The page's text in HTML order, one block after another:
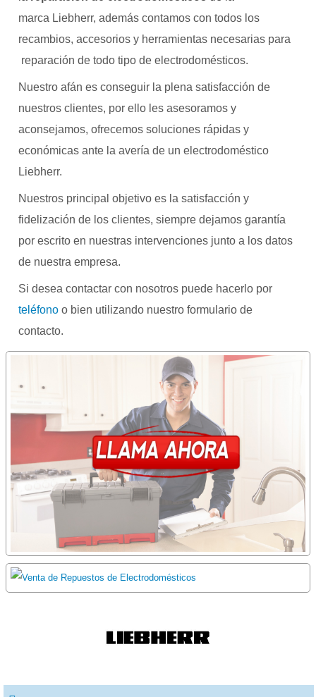
marca Liebherr, además contamos con todos los
recambios, accesorios y herramientas necesarias para
reparación de todo tipo de electrodomésticos.
Nuestro afán es conseguir la plena satisfacción de
nuestros clientes, por ello les asesoramos y
aconsejamos, ofrecemos soluciones rápidas y
económicas ante la avería de un electrodoméstico
Liebherr.
Nuestros principal objetivo es la satisfacción y
fidelización de los clientes, siempre dejamos garantía
por escrito en nuestras intervenciones junto a los datos
de nuestra empresa.
Si desea contactar con nosotros puede hacerlo por
teléfono o bien utilizando nuestro formulario de
contacto.